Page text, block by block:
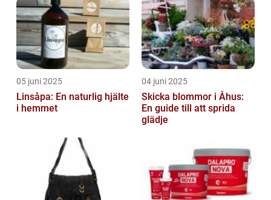
05 juni 2025
Linsåpa: En naturlig hjälte
i hemmet
04 juni 2025
Skicka blommor i Åhus:
En guide till att sprida
glädje